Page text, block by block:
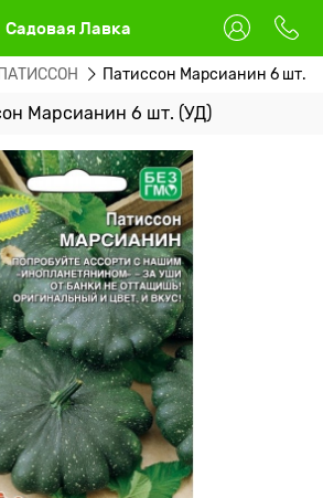
Садовая Лавка
ПАТИССОН Патиссон Марсианин 6 шт.
Марсианин 6 шт. (УД)